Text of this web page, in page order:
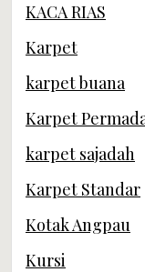
KACA RIAS
Karpet
karpet buana
Karpet
karpet sajadah
Karpet Standar
Kotak Angpau
Kursi